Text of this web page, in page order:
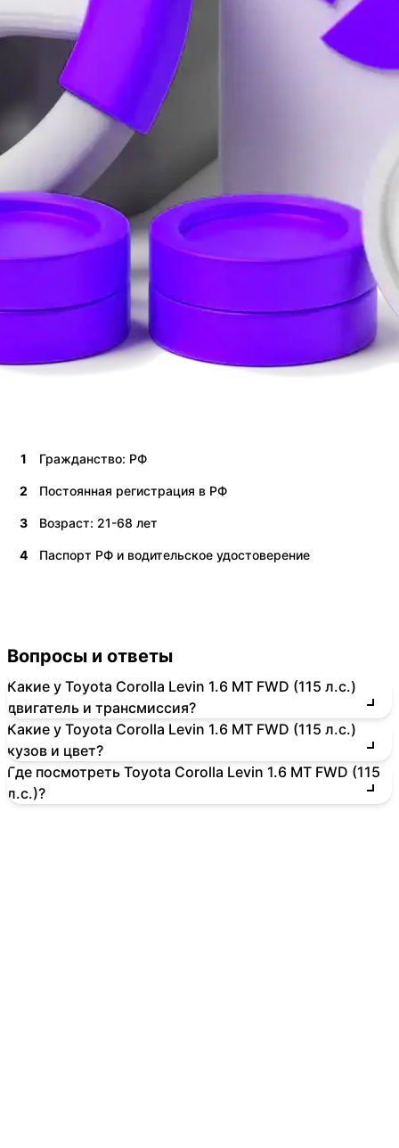
1 Гражданство: РФ
2 Постоянная регистрация в РФ
3 Возраст: 21-68 лет
4 Паспорт РФ и водительское удостоверение
Вопросы и ответы
Какие у Toyota Corolla Levin 1.6 MT FWD (115 л.с.)
двигатель и трансмиссия?
Какие у Toyota Corolla Levin 1.6 MT FWD (115 л.с.)
кузов и цвет?
Где посмотреть Toyota Corolla Levin 1.6 MT FWD (115
л.с.)?